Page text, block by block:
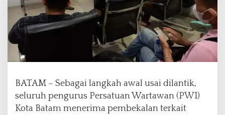
p
a
t
b
k
a
BATAM – Sebagai langkah awal usai dilantik,
seluruh pengurus Persatuan Wartawan (PWI)
Kota Batam menerima pembekalan terkait